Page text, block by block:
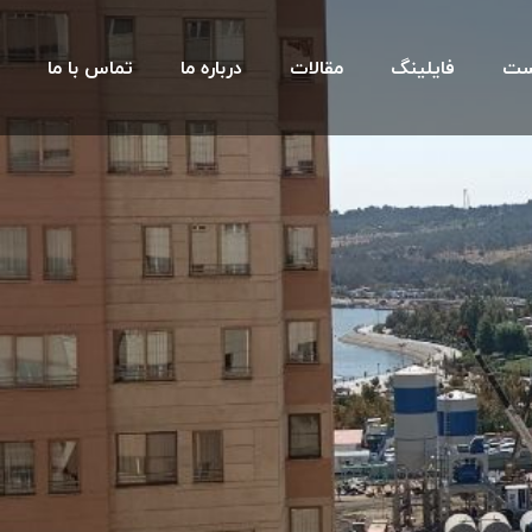
فایلینگ مقالات درباره ما تماس با ما